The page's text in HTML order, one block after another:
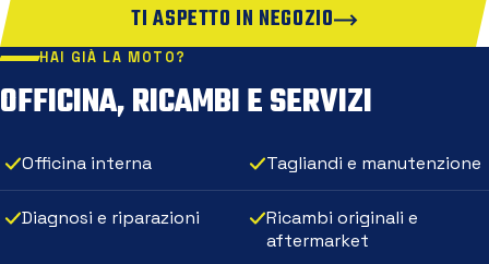
TI ASPETTO IN NEGOZIO
HAI GIÀ LA MOTO?
OFFICINA, RICAMBI E SERVIZI
Officina interna Tagliandi e manutenzione
Diagnosi e riparazioni
Ricambi originali e
aftermarket